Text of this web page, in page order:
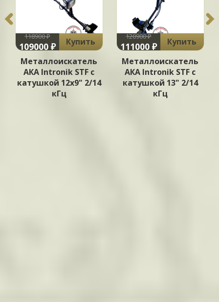
118900 ₽
109000 ₽
Купить
Металлоискатель
АКА Intronik STF c
катушкой 12x9" 2/14
кГц
120900 ₽
111000 ₽
Купить
Металлоискатель
АКА Intronik STF c
катушкой 13" 2/14
кГц